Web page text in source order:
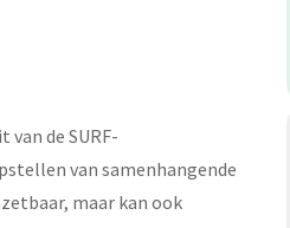
de SURF-
van samenhangende
maar kan ook